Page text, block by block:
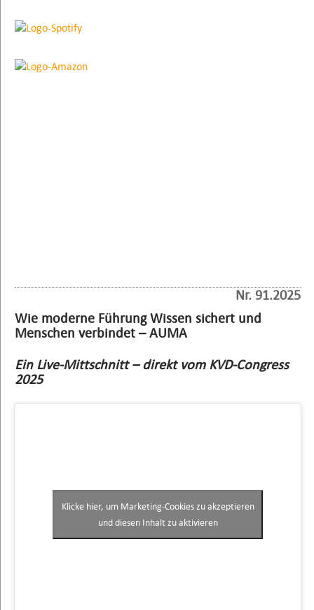
Nr. 91.2025
Wie moderne Führung Wissen sichert und
Menschen verbindet – AUMA
Ein Live-Mittschnitt – direkt vom KVD-Congress
2025
Klicke hier, um Marketing-Cookies zu akzeptieren
und diesen Inhalt zu aktivieren